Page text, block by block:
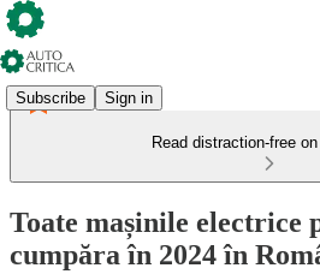
Subscribe Sign in
Read distraction-free
Toate mașinile electrice
cumpăra în 2024 în